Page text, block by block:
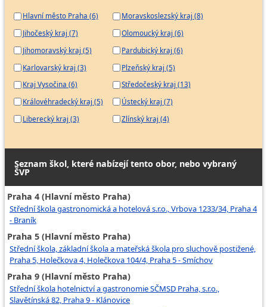
Hlavní město Praha (6)
Jihočeský kraj (7)
Jihomoravský kraj (5)
Karlovarský kraj (3)
Kraj Vysočina (6)
Královéhradecký kraj (5)
Liberecký kraj (3)
Moravskoslezský kraj (8)
Olomoucký kraj (6)
Pardubický kraj (6)
Plzeňský kraj (5)
Středočeský kraj (13)
Ústecký kraj (7)
Zlínský kraj (4)
Seznam škol, které nabízejí tento obor, nebo vybraný
ŠVP
Praha 4 (Hlavní město Praha)
Střední škola gastronomická a hotelová s.r.o., Vrbova 1233/34, Praha 4
- Braník
Praha 5 (Hlavní město Praha)
Střední škola, základní škola a mateřská škola pro sluchově postižené,
Praha 5, Holečkova 4, Holečkova 104/4, Praha 5 - Smíchov
Praha 9 (Hlavní město Praha)
Střední škola hotelnictví a gastronomie SČMSD Praha, s.r.o.,
Slavětínská 82, Praha 9 - Klánovice